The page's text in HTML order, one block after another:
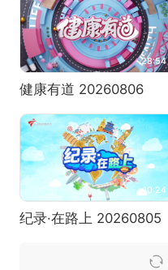
28:54
健康有道 20260806
10:24
纪录·在路上 20260805